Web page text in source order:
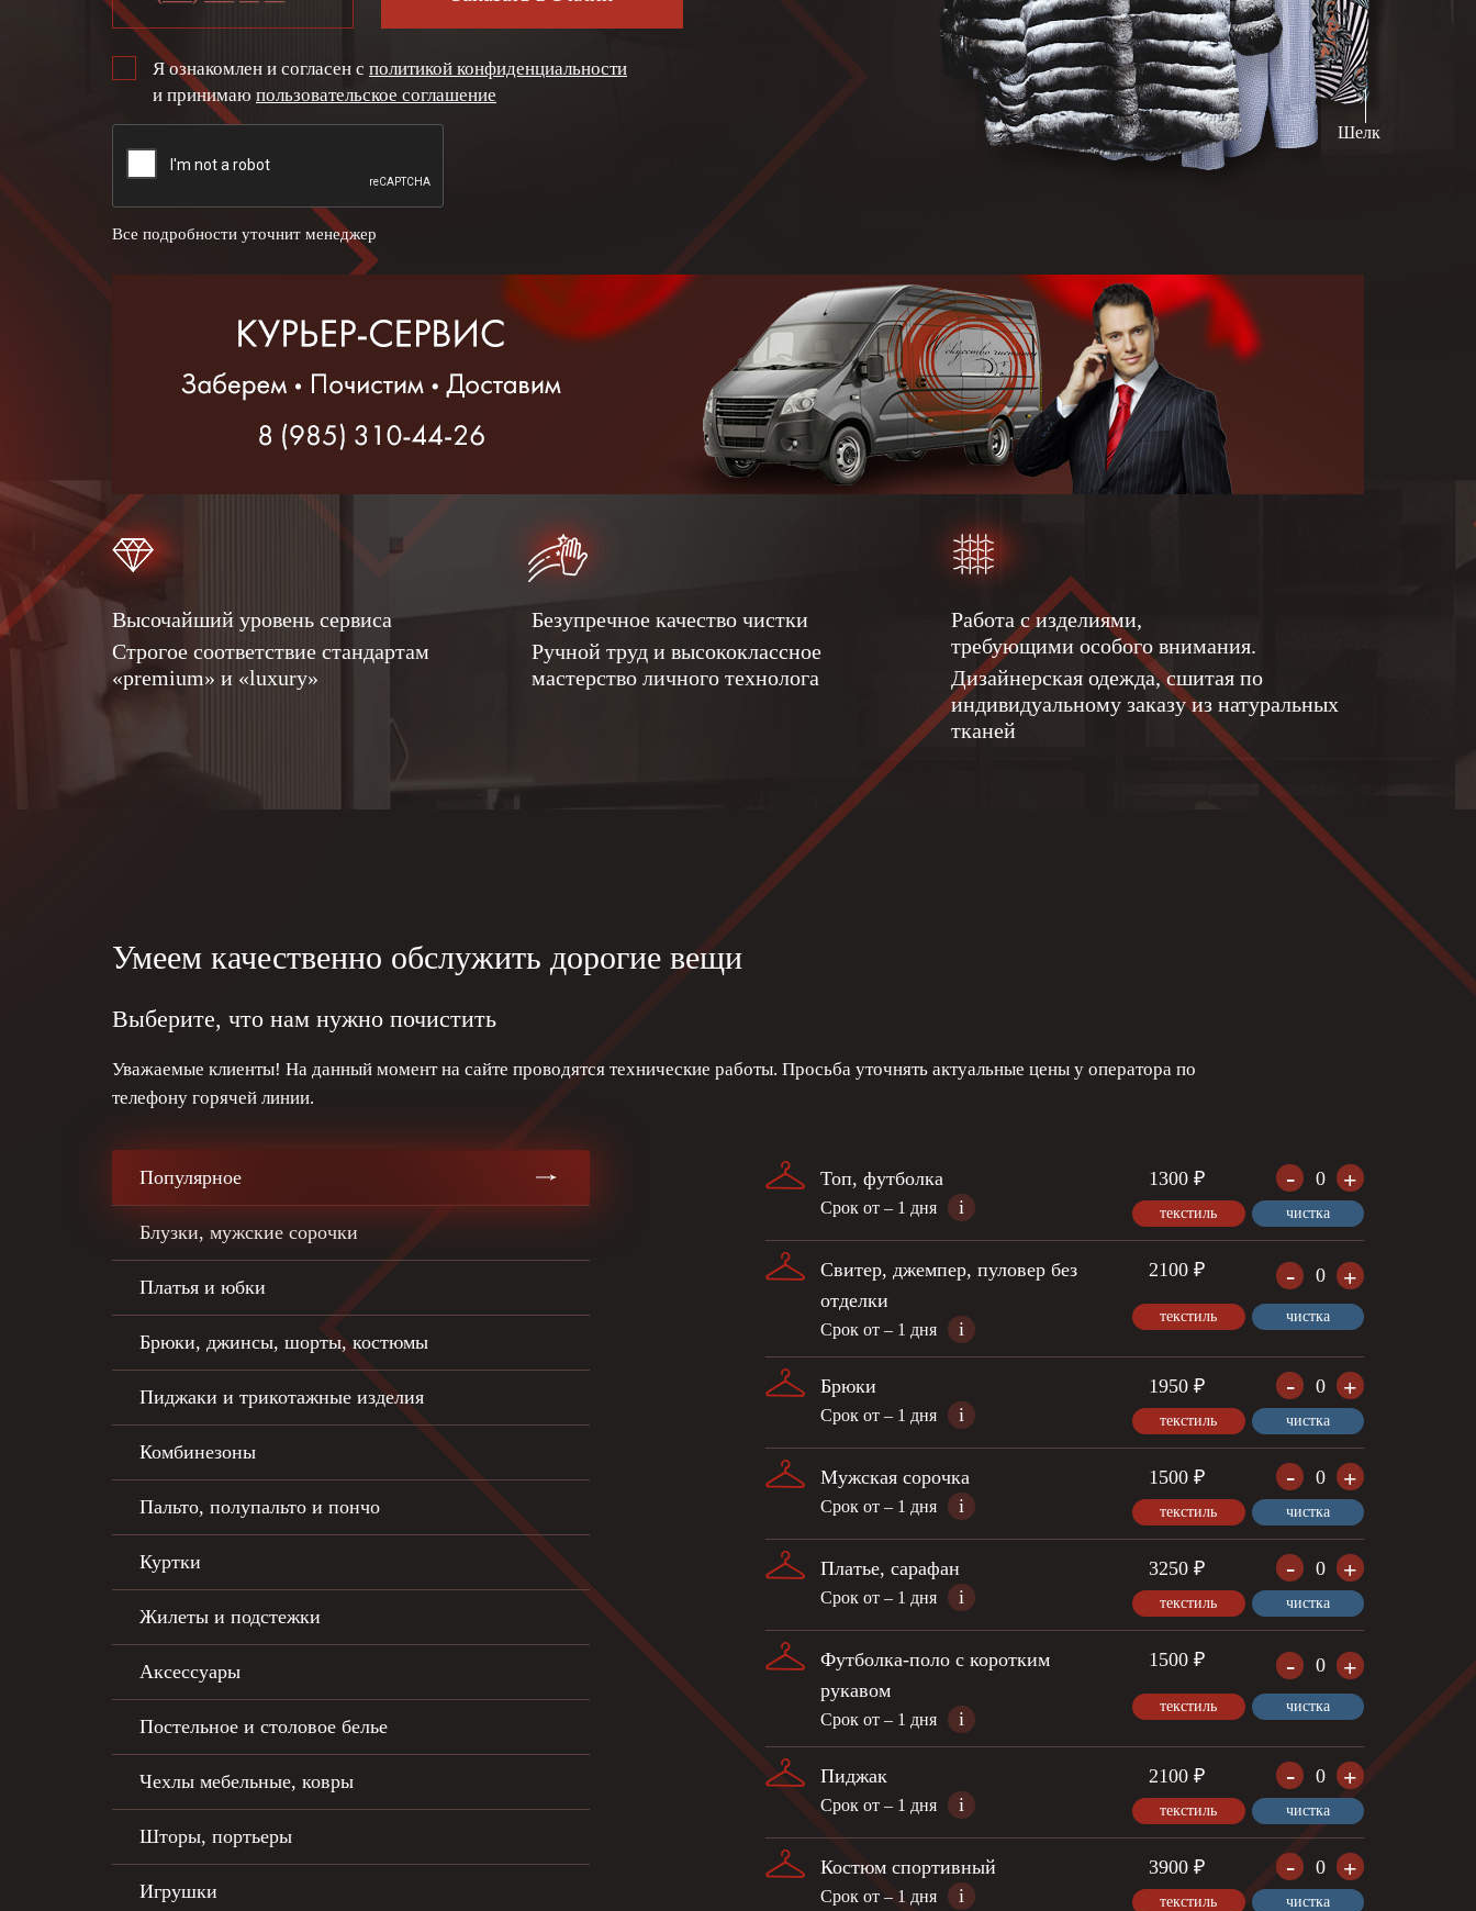
Я ознакомлен и согласен с политикой конфиденциальности
и принимаю пользовательское соглашение
Все подробности уточнит менеджер
Высочайший уровень сервиса
Строгое соответствие стандартам
«premium» и «luxury»
Безупречное качество чистки
Ручной труд и высококлассное
мастерство личного технолога
Работа с изделиями,
требующими особого внимания.
Дизайнерская одежда, сшитая по
индивидуальному заказу из натуральных
тканей
Умеем качественно обслужить дорогие вещи
Выберите, что нам нужно почистить
Уважаемые клиенты! На данный момент на сайте проводятся технические работы. Просьба уточнять актуальные цены у оператора по
телефону горячей линии.
Популярное
Блузки, мужские сорочки
Платья и юбки
Брюки, джинсы, шорты, костюмы
Пиджаки и трикотажные изделия
Комбинезоны
Пальто, полупальто и пончо
Куртки
Жилеты и подстежки
Аксессуары
Постельное и столовое белье
Чехлы мебельные, ковры
Шторы, портьеры
Игрушки
Топ, футболка
Срок от – 1 дня i
1300 ₽ - 0 +
текстиль чистка
Свитер, джемпер, пуловер без
отделки
Срок от – 1 дня i
2100 ₽ - 0 +
текстиль чистка
Брюки
Срок от – 1 дня i
1950 ₽ - 0 +
текстиль чистка
Мужская сорочка
Срок от – 1 дня i
1500 ₽ - 0 +
текстиль чистка
Платье, сарафан
Срок от – 1 дня i
3250 ₽ - 0 +
текстиль чистка
Футболка-поло с коротким
рукавом
Срок от – 1 дня i
1500 ₽ - 0 +
текстиль чистка
Пиджак
Срок от – 1 дня i
2100 ₽ - 0 +
текстиль чистка
Костюм спортивный
Срок от – 1 дня i
3900 ₽ - 0 +
текстиль чистка